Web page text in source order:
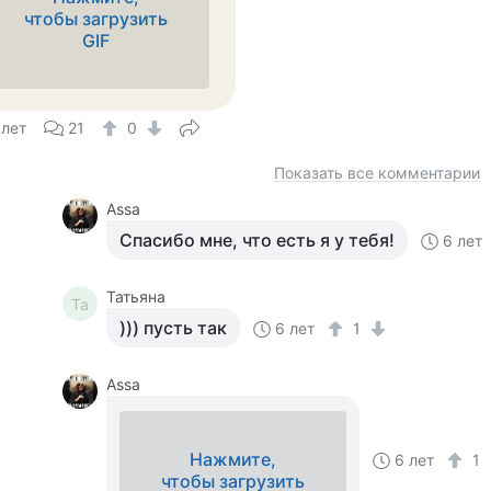
чтобы загрузить
GIF
21 0
Показать все комментарии
Assa
Спасибо мне, что есть я у тебя! 6 лет
Та Татьяна
))) пусть так 6 лет 1
Assa
Нажмите,
чтобы загрузить
6 лет 1